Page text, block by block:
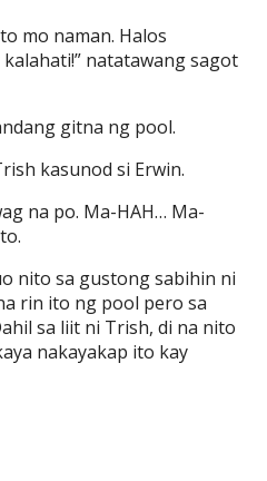
mo naman. Halos
natatawang sagot
gitna ng pool.
kasunod si Erwin.
na po. Ma-HAH… Ma-
nito sa gustong sabihin ni
rin ito ng pool pero sa
sa liit ni Trish, di na nito
nakayakap ito kay